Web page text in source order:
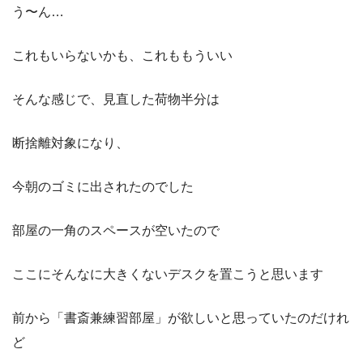
う〜ん…
これもいらないかも、これももういい
そんな感じで、見直した荷物半分は
断捨離対象になり、
今朝のゴミに出されたのでした
部屋の一角のスペースが空いたので
ここにそんなに大きくないデスクを置こうと思います
前から「書斎兼練習部屋」が欲しいと思っていたのだけれ
ど